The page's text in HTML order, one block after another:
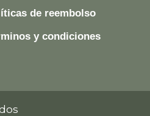
de reembolso
y condiciones